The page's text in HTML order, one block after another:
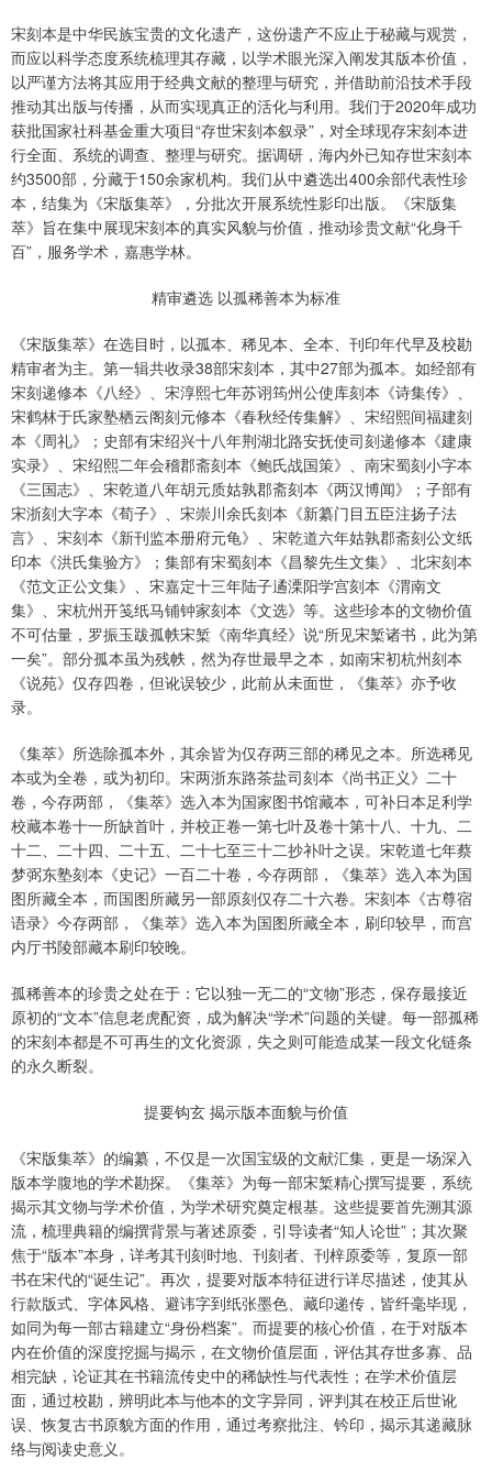
宋刻本是中华民族宝贵的文化遗产，这份遗产不应止于秘藏与观赏，
而应以科学态度系统梳理其存藏，以学术眼光深入阐发其版本价值，
以严谨方法将其应用于经典文献的整理与研究，并借助前沿技术手段
推动其出版与传播，从而实现真正的活化与利用。我们于2020年成功
获批国家社科基金重大项目“存世宋刻本叙录”，对全球现存宋刻本进
行全面、系统的调查、整理与研究。据调研，海内外已知存世宋刻本
约3500部，分藏于150余家机构。我们从中遴选出400余部代表性珍
本，结集为《宋版集萃》，分批次开展系统性影印出版。《宋版集
萃》旨在集中展现宋刻本的真实风貌与价值，推动珍贵文献“化身千
百”，服务学术，嘉惠学林。
精审遴选 以孤稀善本为标准
《宋版集萃》在选目时，以孤本、稀见本、全本、刊印年代早及校勘
精审者为主。第一辑共收录38部宋刻本，其中27部为孤本。如经部有
宋刻递修本《八经》、宋淳熙七年苏诩筠州公使库刻本《诗集传》、
宋鹤林于氏家塾栖云阁刻元修本《春秋经传集解》、宋绍熙间福建刻
本《周礼》；史部有宋绍兴十八年荆湖北路安抚使司刻递修本《建康
实录》、宋绍熙二年会稽郡斋刻本《鲍氏战国策》、南宋蜀刻小字本
《三国志》、宋乾道八年胡元质姑孰郡斋刻本《两汉博闻》；子部有
宋浙刻大字本《荀子》、宋崇川余氏刻本《新纂门目五臣注扬子法
言》、宋刻本《新刊监本册府元龟》、宋乾道六年姑孰郡斋刻公文纸
印本《洪氏集验方》；集部有宋蜀刻本《昌黎先生文集》、北宋刻本
《范文正公文集》、宋嘉定十三年陆子遹溧阳学宫刻本《渭南文
集》、宋杭州开笺纸马铺钟家刻本《文选》等。这些珍本的文物价值
不可估量，罗振玉跋孤帙宋椠《南华真经》说“所见宋椠诸书，此为第
一矣”。部分孤本虽为残帙，然为存世最早之本，如南宋初杭州刻本
《说苑》仅存四卷，但讹误较少，此前从未面世，《集萃》亦予收
录。
《集萃》所选除孤本外，其余皆为仅存两三部的稀见之本。所选稀见
本或为全卷，或为初印。宋两浙东路茶盐司刻本《尚书正义》二十
卷，今存两部，《集萃》选入本为国家图书馆藏本，可补日本足利学
校藏本卷十一所缺首叶，并校正卷一第七叶及卷十第十八、十九、二
十二、二十四、二十五、二十七至三十二抄补叶之误。宋乾道七年蔡
梦弼东塾刻本《史记》一百二十卷，今存两部，《集萃》选入本为国
图所藏全本，而国图所藏另一部原刻仅存二十六卷。宋刻本《古尊宿
语录》今存两部，《集萃》选入本为国图所藏全本，刷印较早，而宫
内厅书陵部藏本刷印较晚。
孤稀善本的珍贵之处在于：它以独一无二的“文物”形态，保存最接近
原初的“文本”信息老虎配资，成为解决“学术”问题的关键。每一部孤稀
的宋刻本都是不可再生的文化资源，失之则可能造成某一段文化链条
的永久断裂。
提要钩玄 揭示版本面貌与价值
《宋版集萃》的编纂，不仅是一次国宝级的文献汇集，更是一场深入
版本学腹地的学术勘探。《集萃》为每一部宋椠精心撰写提要，系统
揭示其文物与学术价值，为学术研究奠定根基。这些提要首先溯其源
流，梳理典籍的编撰背景与著述原委，引导读者“知人论世”；其次聚
焦于“版本”本身，详考其刊刻时地、刊刻者、刊梓原委等，复原一部
书在宋代的“诞生记”。再次，提要对版本特征进行详尽描述，使其从
行款版式、字体风格、避讳字到纸张墨色、藏印递传，皆纤毫毕现，
如同为每一部古籍建立“身份档案”。而提要的核心价值，在于对版本
内在价值的深度挖掘与揭示，在文物价值层面，评估其存世多寡、品
相完缺，论证其在书籍流传史中的稀缺性与代表性；在学术价值层
面，通过校勘，辨明此本与他本的文字异同，评判其在校正后世讹
误、恢复古书原貌方面的作用，通过考察批注、钤印，揭示其递藏脉
络与阅读史意义。